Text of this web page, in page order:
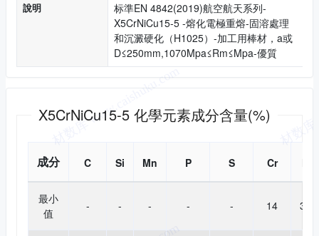
說明
标準EN 4842(2019)航空航天系列-
X5CrNiCu15-5 -熔化電極重熔-固溶處理
和沉澱硬化（H1025）-加工用棒材，a或
D≤250mm,1070Mpa≤Rm≤Mpa-優質
X5CrNiCu15-5 化學元素成分含量(%)
成分 C Si Mn P S Cr
最小
值
- - - - - 14 3.5